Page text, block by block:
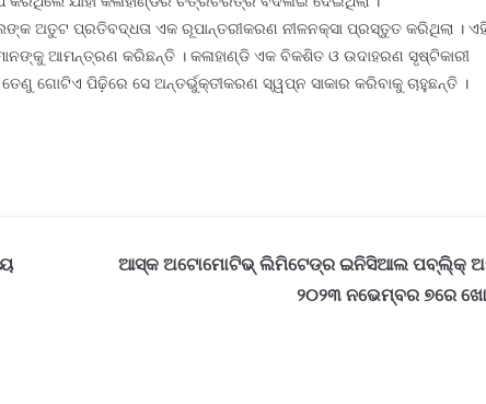
ଅତୁଟ ପ୍ରତିବଦ୍ଧତା ଏକ ରୂପାନ୍ତରୀକରଣ ନୀଳନକ୍ସା ପ୍ରସ୍ତୁତ କରିଥିଲା ।
ଆମନ୍ତ୍ରଣ କରିଛନ୍ତି । କଳାହାଣ୍ଡି ଏକ ବିକଶିତ ଓ ଉଦାହରଣ ସୃଷ୍ଟିକାରୀ
ଗୋଟିଏ ପିଢ଼ିରେ ସେ ଅନ୍ତର୍ଭୁକ୍ତୀକରଣ ସ୍ୱପ୍ନ ସାକାର କରିବାକୁ ଚାହୁଛନ୍ତି ।
ଆସ୍କ ଅଟୋମୋଟିଭ୍ ଲିମିଟେଡ୍‌ର ଇନିସିଆଲ ପବ୍ଲି୍‌କ୍
୨୦୨୩ ନଭେମ୍ବର ୭ରେ